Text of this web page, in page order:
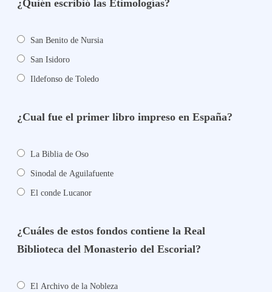
¿Quién escribió las Etimologías?
San Benito de Nursia
San Isidoro
Ildefonso de Toledo
¿Cual fue el primer libro impreso en España?
La Biblia de Oso
Sinodal de Aguilafuente
El conde Lucanor
¿Cuáles de estos fondos contiene la Real
Biblioteca del Monasterio del Escorial?
El Archivo de la Nobleza